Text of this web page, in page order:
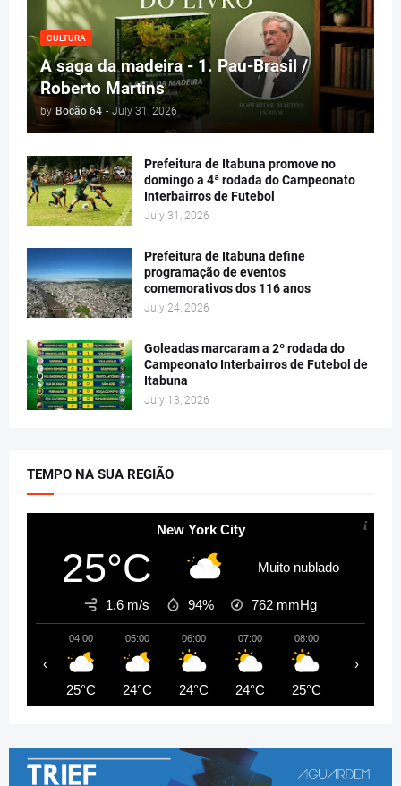
CULTURA
A saga da madeira - 1. Pau-Brasil /
Roberto Martins
by Bocão 64 - July 31, 2026
Prefeitura de Itabuna promove no
domingo a 4ª rodada do Campeonato
Interbairros de Futebol
July 31, 2026
Prefeitura de Itabuna define
programação de eventos
comemorativos dos 116 anos
July 24, 2026
Goleadas marcaram a 2º rodada do
Campeonato Interbairros de Futebol de
Itabuna
July 13, 2026
TEMPO NA SUA REGIÃO
New York City
25°C Muito nublado
1.6 m/s 94% 762 mmHg
04:00
25°C
05:00
24°C
06:00
24°C
07:00
24°C
08:00
25°C
‹ ›